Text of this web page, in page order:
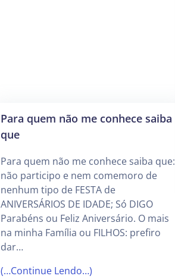
Para quem não me conhece saiba
que
Para quem não me conhece saiba que:
não participo e nem comemoro de
nenhum tipo de FESTA de
ANIVERSÁRIOS DE IDADE; Só DIGO
Parabéns ou Feliz Aniversário. O mais
na minha Família ou FILHOS: prefiro
dar…
(…Continue Lendo…)